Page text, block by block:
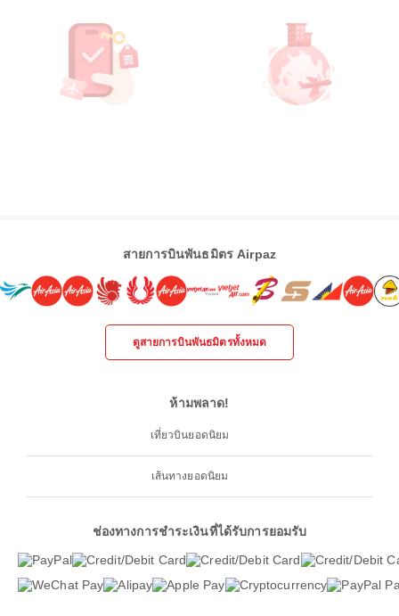
สายการบินพันธมิตร Airpaz
ดูสายการบินพันธมิตรทั้งหมด
ห้ามพลาด!
เที่ยวบินยอดนิยม
เส้นทางยอดนิยม
ช่องทางการชำระเงินที่ได้รับการยอมรับ